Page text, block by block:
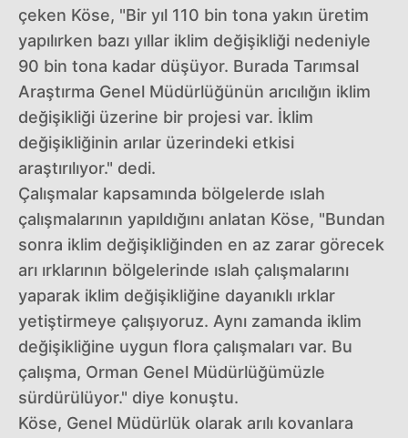
çeken Köse, "Bir yıl 110 bin tona yakın üretim
yapılırken bazı yıllar iklim değişikliği nedeniyle
90 bin tona kadar düşüyor. Burada Tarımsal
Araştırma Genel Müdürlüğünün arıcılığın iklim
değişikliği üzerine bir projesi var. İklim
değişikliğinin arılar üzerindeki etkisi
araştırılıyor." dedi.
Çalışmalar kapsamında bölgelerde ıslah
çalışmalarının yapıldığını anlatan Köse, "Bundan
sonra iklim değişikliğinden en az zarar görecek
arı ırklarının bölgelerinde ıslah çalışmalarını
yaparak iklim değişikliğine dayanıklı ırklar
yetiştirmeye çalışıyoruz. Aynı zamanda iklim
değişikliğine uygun flora çalışmaları var. Bu
çalışma, Orman Genel Müdürlüğümüzle
sürdürülüyor." diye konuştu.
Köse, Genel Müdürlük olarak arılı kovanlara